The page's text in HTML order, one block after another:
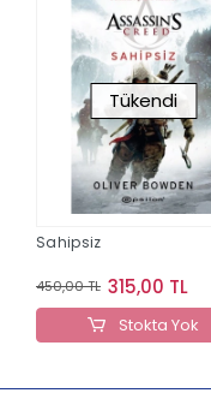
Tükendi
Sahipsiz
450,00 TL 315,00 TL
Stokta Yok